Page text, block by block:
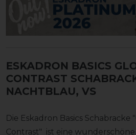
ESKADRON BASICS
CONTRAST
NACHTBLAU, VS
Die Eskadron Basics Schabracke
Contrast" ist eine